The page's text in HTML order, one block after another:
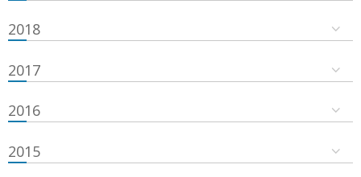
2018
2017
2016
2015